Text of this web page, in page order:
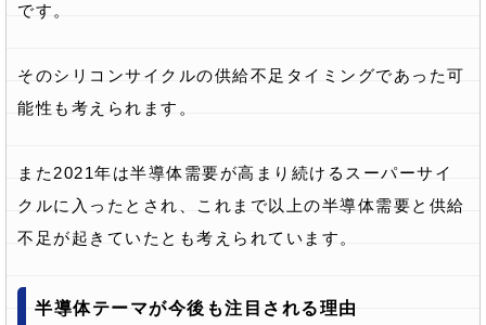
です。
そのシリコンサイクルの供給不足タイミングであった可
能性も考えられます。
また2021年は半導体需要が高まり続けるスーパーサイ
クルに入ったとされ、これまで以上の半導体需要と供給
不足が起きていたとも考えられています。
半導体テーマが今後も注目される理由